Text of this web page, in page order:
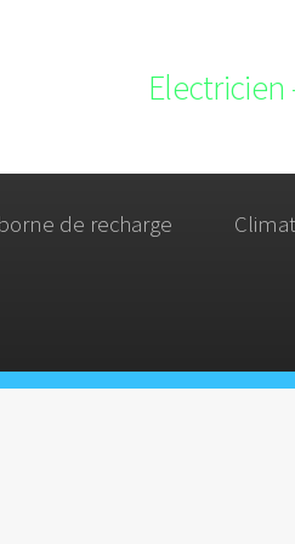
Electricien
de recharge